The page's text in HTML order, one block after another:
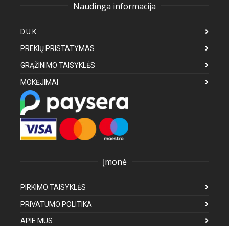
Naudinga informacija
D.U.K
PREKIŲ PRISTATYMAS
GRĄŽINIMO TAISYKLĖS
MOKĖJIMAI
Įmonė
PIRKIMO TAISYKLĖS
PRIVATUMO POLITIKA
APIE MUS